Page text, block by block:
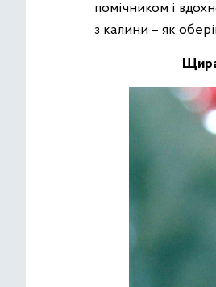
помічником і
з калини – як
Щ